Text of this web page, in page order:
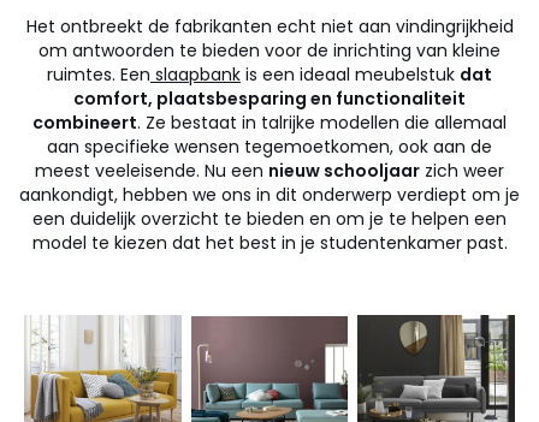
Het ontbreekt de fabrikanten echt niet aan vindingrijkheid
om antwoorden te bieden voor de inrichting van kleine
ruimtes. Een slaapbank is een ideaal meubelstuk dat
comfort, plaatsbesparing en functionaliteit
combineert. Ze bestaat in talrijke modellen die allemaal
aan specifieke wensen tegemoetkomen, ook aan de
meest veeleisende. Nu een nieuw schooljaar zich weer
aankondigt, hebben we ons in dit onderwerp verdiept om je
een duidelijk overzicht te bieden en om je te helpen een
model te kiezen dat het best in je studentenkamer past.